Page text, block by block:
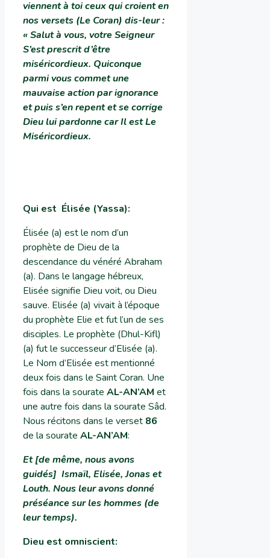
viennent à toi ceux qui croient en
nos versets (Le Coran) dis-leur :
« Salut à vous, votre Seigneur
S’est prescrit d’être
miséricordieux. Quiconque
parmi vous commet une
mauvaise action par ignorance
et puis s’en repent et se corrige
Dieu lui pardonne car Il est Le
Miséricordieux.
Qui est Élisée (Yassa):
Élisée (a) est le nom d’un
prophète de Dieu de la
descendance du vénéré Abraham
(a). Dans le langage hébreux,
Elisée signifie Dieu voit, ou Dieu
sauve. Elisée (a) vivait à l’époque
du prophète Elie et fut l’un de ses
disciples. Le prophète (Dhul-Kifl)
(a) fut le successeur d’Elisée (a).
Le Nom d’Elisée est mentionné
deux fois dans le Saint Coran. Une
fois dans la sourate AL-AN’AM et
une autre fois dans la sourate Sâd.
Nous récitons dans le verset 86
de la sourate AL-AN’AM:
Et [de même, nous avons
guidés] Ismaïl, Elisée, Jonas et
Louth. Nous leur avons donné
préséance sur les hommes (de
leur temps).
Dieu est omniscient: